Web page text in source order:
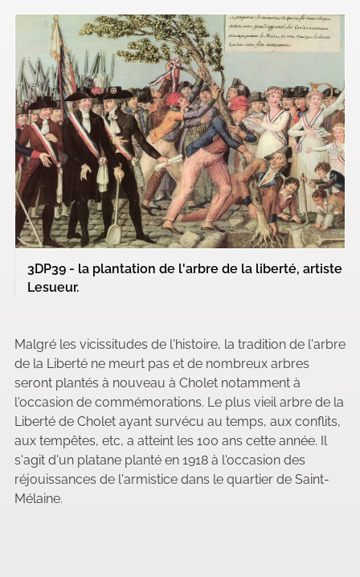
3DP39 - la plantation de l'arbre de la liberté, artiste
Lesueur.
Malgré les vicissitudes de l'histoire, la tradition de l'arbre
de la Liberté ne meurt pas et de nombreux arbres
seront plantés à nouveau à Cholet notamment à
l'occasion de commémorations. Le plus vieil arbre de la
Liberté de Cholet ayant survécu au temps, aux conflits,
aux tempêtes, etc, a atteint les 100 ans cette année. Il
s'agit d'un platane planté en 1918 à l'occasion des
réjouissances de l'armistice dans le quartier de Saint-
Mélaine.